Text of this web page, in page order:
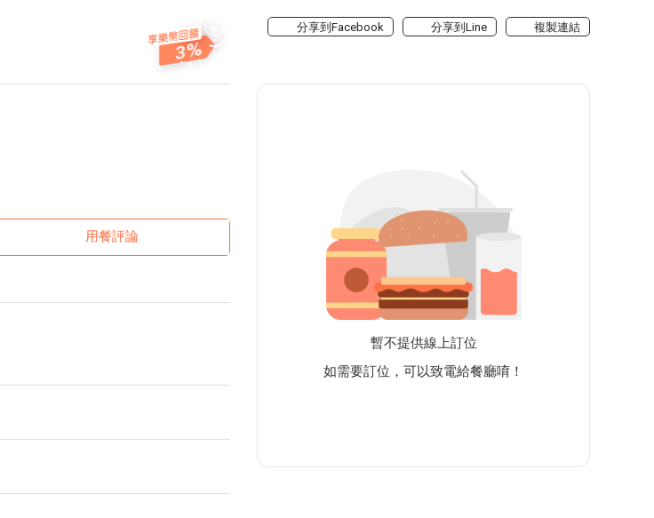
3
分享到Facebook 分享到Line 複製連結
用餐評論
暫不提供線上訂位
如需要訂位，可以致電給餐廳唷！